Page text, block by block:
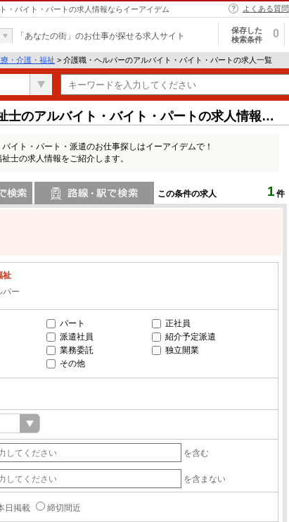
・バイト・パートの求人情報ならイーアイデム よくある質問
「あなたの街」のお仕事が探せる求人サイト
保存した
検索条件
0
・介護・福祉 > 介護職・ヘルパーのアルバイト・バイト・パートの求人一覧
士のアルバイト・バイト・パートの求人情報一
イト・パート・派遣のお仕事探しはイーアイデムで！
士の求人情報をご紹介します。
この条件の求人 1 件
祉
パー
パート
正社員
派遣社員
紹介予定派遣
業務委託
独立開業
その他
を含む
を含まない
日掲載 締切間近